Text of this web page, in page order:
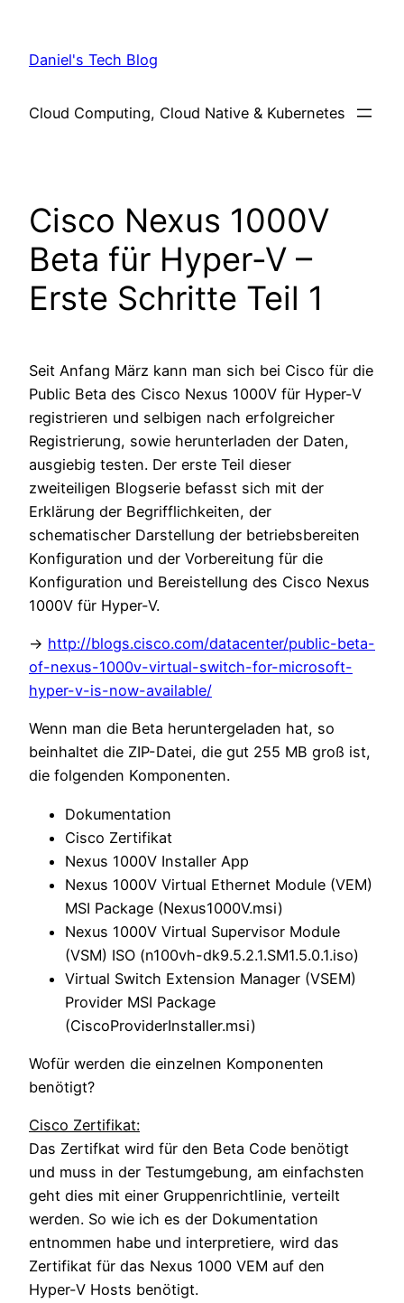
content
Daniel's Tech Blog
Cloud Computing, Cloud Native & Kubernetes
Cisco Nexus 1000V
Beta für Hyper-V –
Erste Schritte Teil 1
Seit Anfang März kann man sich bei Cisco für die
Public Beta des Cisco Nexus 1000V für Hyper-V
registrieren und selbigen nach erfolgreicher
Registrierung, sowie herunterladen der Daten,
ausgiebig testen. Der erste Teil dieser
zweiteiligen Blogserie befasst sich mit der
Erklärung der Begrifflichkeiten, der
schematischer Darstellung der betriebsbereiten
Konfiguration und der Vorbereitung für die
Konfiguration und Bereistellung des Cisco Nexus
1000V für Hyper-V.
-> http://blogs.cisco.com/datacenter/public-beta-
of-nexus-1000v-virtual-switch-for-microsoft-
hyper-v-is-now-available/
Wenn man die Beta heruntergeladen hat, so
beinhaltet die ZIP-Datei, die gut 255 MB groß ist,
die folgenden Komponenten.
Dokumentation
Cisco Zertifikat
Nexus 1000V Installer App
Nexus 1000V Virtual Ethernet Module (VEM)
MSI Package (Nexus1000V.msi)
Nexus 1000V Virtual Supervisor Module
(VSM) ISO (n100vh-dk9.5.2.1.SM1.5.0.1.iso)
Virtual Switch Extension Manager (VSEM)
Provider MSI Package
(CiscoProviderInstaller.msi)
Wofür werden die einzelnen Komponenten
benötigt?
Cisco Zertifikat:
Das Zertifkat wird für den Beta Code benötigt
und muss in der Testumgebung, am einfachsten
geht dies mit einer Gruppenrichtlinie, verteilt
werden. So wie ich es der Dokumentation
entnommen habe und interpretiere, wird das
Zertifikat für das Nexus 1000 VEM auf den
Hyper-V Hosts benötigt.